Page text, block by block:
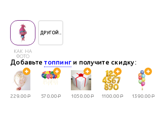
КАК НА
ФОТО
ДРУГОЙ..
Добавьтетоппинг и получите скидку:
229.00Р 570.00Р 1050.00Р 1100.00Р 1390.00Р